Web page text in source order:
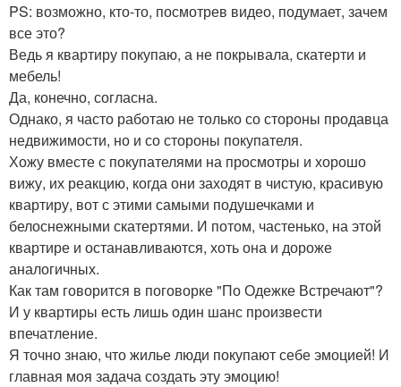
PS: возможно, кто-то, посмотрев видео, подумает, зачем
все это?
Ведь я квартиру покупаю, а не покрывала, скатерти и
мебель!
Да, конечно, согласна.
Однако, я часто работаю не только со стороны продавца
недвижимости, но и со стороны покупателя.
Хожу вместе с покупателями на просмотры и хорошо
вижу, их реакцию, когда они заходят в чистую, красивую
квартиру, вот с этими самыми подушечками и
белоснежными скатертями. И потом, частенько, на этой
квартире и останавливаются, хоть она и дороже
аналогичных.
Как там говорится в поговорке "По Одежке Встречают"?
И у квартиры есть лишь один шанс произвести
впечатление.
Я точно знаю, что жилье люди покупают себе эмоцией! И
главная моя задача создать эту эмоцию!